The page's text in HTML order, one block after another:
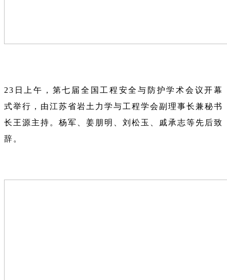
23日上午，第七届全国工程安全与防护学术会议开幕
式举行，由江苏省岩土力学与工程学会副理事长兼秘书
长王源主持。杨军、姜朋明、刘松玉、戚承志等先后致
辞。